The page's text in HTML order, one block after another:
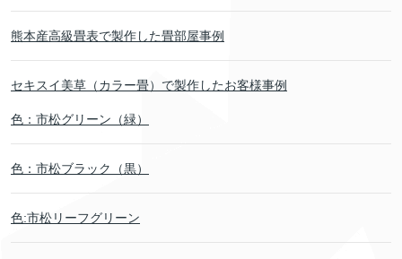
熊本産高級畳表で製作した畳部屋事例
セキスイ美草（カラー畳）で製作したお客様事例
色：市松グリーン（緑）
色：市松ブラック（黒）
色:市松リーフグリーン